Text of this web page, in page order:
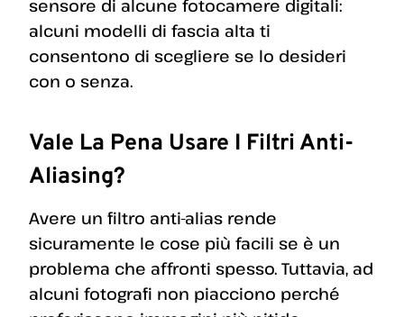
sensore di alcune fotocamere digitali:
alcuni modelli di fascia alta ti
consentono di scegliere se lo desideri
con o senza.
Vale La Pena Usare I Filtri Anti-
Aliasing?
Avere un filtro anti-alias rende
sicuramente le cose più facili se è un
problema che affronti spesso. Tuttavia, ad
alcuni fotografi non piacciono perché